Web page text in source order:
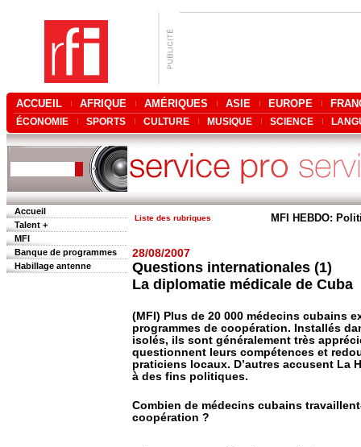
ACCUEIL AFRIQUE AMÉRIQUES ASIE EUROPE
ÉCONOMIE SPORTS CULTURE MUSIQUE SCIENCE
Accueil
Talent +
MFI
Banque de programmes
Habillage antenne
Liste des rubriques MFI HEBDO:
28/08/2007
Questions internationales (1)
La diplomatie médicale de Cuba
(MFI) Plus de 20 000 médecins cubains
programmes de coopération. Installés
isolés, ils sont généralement très
questionnent leurs compétences et
praticiens locaux. D’autres accusent La
à des fins politiques.
Combien de médecins cubains
coopération ?